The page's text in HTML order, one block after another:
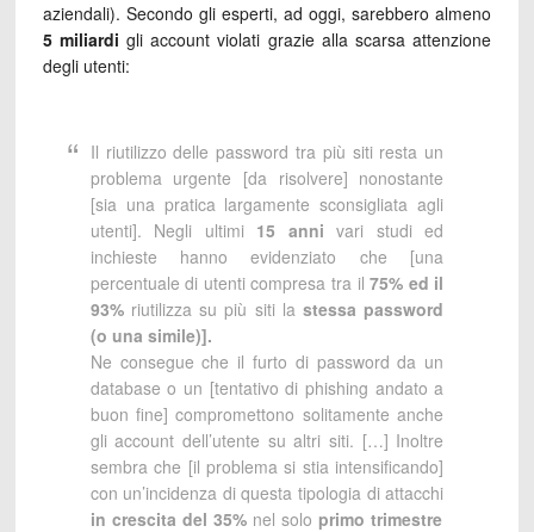
aziendali). Secondo gli esperti, ad oggi, sarebbero almeno
5 miliardi gli account violati grazie alla scarsa attenzione
degli utenti:
Il riutilizzo delle password tra più siti resta un
problema urgente [da risolvere] nonostante
[sia una pratica largamente sconsigliata agli
utenti]. Negli ultimi 15 anni vari studi ed
inchieste hanno evidenziato che [una
percentuale di utenti compresa tra il75% ed il
93%riutilizza su più siti la stessa password
(o una simile)].
Ne consegue che il furto di password da un
database o un [tentativo di phishing andato a
buon fine] compromettono solitamente anche
gli account dell’utente su altri siti. […] Inoltre
sembra che [il problema si stia intensificando]
con un’incidenza di questa tipologia di attacchi
in crescita del 35%nel solo primo trimestre